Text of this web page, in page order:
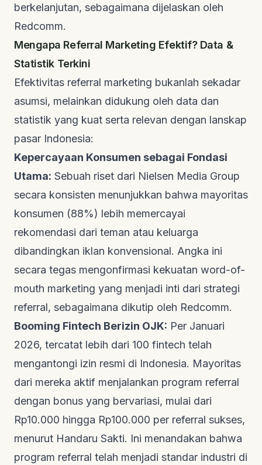
berkelanjutan, sebagaimana dijelaskan oleh
Redcomm.
Mengapa Referral Marketing Efektif? Data &
Statistik Terkini
Efektivitas referral marketing bukanlah sekadar
asumsi, melainkan didukung oleh data dan
statistik yang kuat serta relevan dengan lanskap
pasar Indonesia:
Kepercayaan Konsumen sebagai Fondasi
Utama: Sebuah riset dari Nielsen Media Group
secara konsisten menunjukkan bahwa mayoritas
konsumen (88%) lebih memercayai
rekomendasi dari teman atau keluarga
dibandingkan iklan konvensional. Angka ini
secara tegas mengonfirmasi kekuatan word-of-
mouth marketing yang menjadi inti dari strategi
referral, sebagaimana dikutip oleh Redcomm.
Booming Fintech Berizin OJK: Per Januari
2026, tercatat lebih dari 100 fintech telah
mengantongi izin resmi di Indonesia. Mayoritas
dari mereka aktif menjalankan program referral
dengan bonus yang bervariasi, mulai dari
Rp10.000 hingga Rp100.000 per referral sukses,
menurut Handaru Sakti. Ini menandakan bahwa
program referral telah menjadi standar industri di